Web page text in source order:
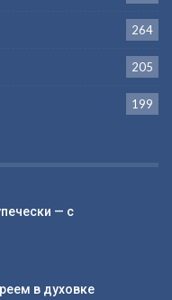
264
205
199
— с
в духовке